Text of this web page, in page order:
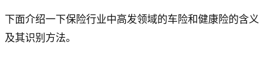
下面介绍一下保险行业中高发领域的车险和健康险的含义
及其识别方法。